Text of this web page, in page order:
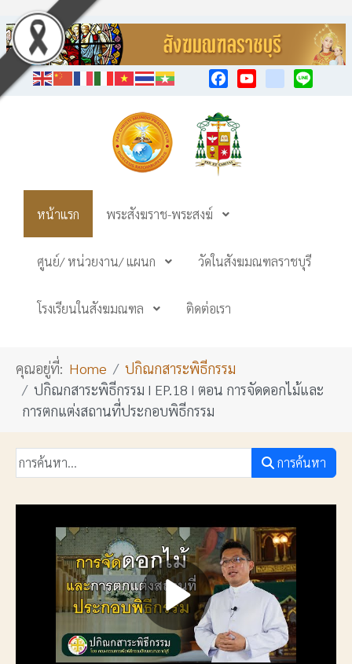
หน้าแรก พระสังฆราช-พระสงฆ์
ศูนย์/ หน่วยงาน/ แผนก วัดในสังฆมณฑลราชบุรี
โรงเรียนในสังฆมณฑล ติดต่อเรา
คุณอยู่ที่: Home
ปกิณกสาระพิธีกรรม
ปกิณกสาระพิธีกรรม I EP.18 I ตอน การจัดดอกไม้และ
การตกแต่งสถานที่ประกอบพิธีกรรม
การค้นหา